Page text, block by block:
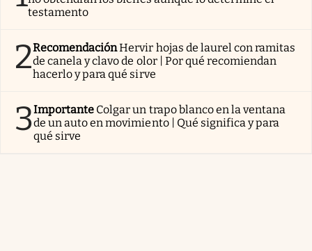
testamento
2RecomendaciónHervir hojas de laurel con ramitas
de canela y clavo de olor | Por qué recomiendan
hacerlo y para qué sirve
3Importante Colgar un trapo blanco en la ventana
de un auto en movimiento | Qué significa y para
qué sirve